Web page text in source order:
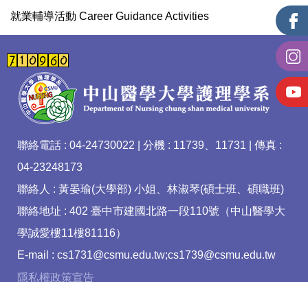
就業輔導活動 Career Guidance Activities
聯絡電話 : 04-24730022 | 分機 : 11739、11731 | 傳真 :
04-23248173
聯絡人 : 黃晏瑜(大學部) 小姐、林淑琴(碩士班、碩職班)
聯絡地址 : 402 臺中市建國北路一段110號（中山醫學大
學誠愛樓11樓81116）
E-mail : cs1731@csmu.edu.tw;cs1739@csmu.edu.tw
隱私權政策宣告